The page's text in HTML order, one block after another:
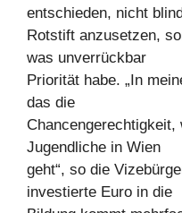
entschieden, nicht
Rotstift anzusetzen,
was unverrückbar
Priorität habe. „In
das die
Chancengerechtigkeit,
Jugendliche in Wien
geht“, so die
investierte Euro in die